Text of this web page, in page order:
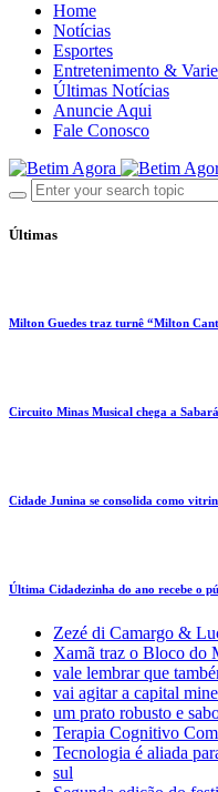
Home
Notícias
Esportes
Entretenimento &
Últimas Notícias
Anuncie Aqui
Fale Conosco
Últimas
Milton Guedes traz turnê “Milton
Circuito Minas Musical chega a
Cidade Junina se consolida como
Última Cidadezinha do ano recebe o
Zezé di Camargo &
Xamã traz o Bloco do
vale lembrar que
vai agitar a capital
um prato robusto e
Terapia Cognitivo
Tecnologia é aliada
sul